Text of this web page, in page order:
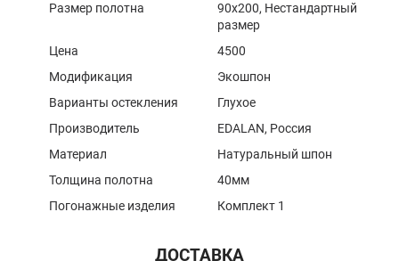
Размер полотна
90x200, Нестандартный
размер
Цена
4500
Модификация
Экошпон
Варианты остекления
Глухое
Производитель
EDALAN, Россия
Материал
Натуральный шпон
Толщина полотна
40мм
Погонажные изделия
Комплект 1
ДОСТАВКА